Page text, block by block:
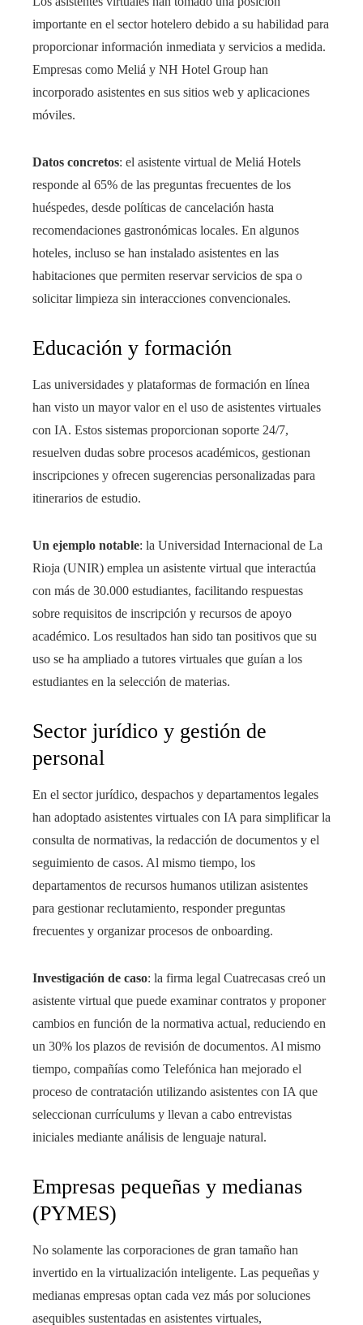
importante en el sector hotelero debido a su habilidad para
proporcionar información inmediata y servicios a medida.
Empresas como Meliá y NH Hotel Group han
incorporado asistentes en sus sitios web y aplicaciones
móviles.
Datos concretos: el asistente virtual de Meliá Hotels
responde al 65% de las preguntas frecuentes de los
huéspedes, desde políticas de cancelación hasta
recomendaciones gastronómicas locales. En algunos
hoteles, incluso se han instalado asistentes en las
habitaciones que permiten reservar servicios de spa o
solicitar limpieza sin interacciones convencionales.
Educación y formación
Las universidades y plataformas de formación en línea
han visto un mayor valor en el uso de asistentes virtuales
con IA. Estos sistemas proporcionan soporte 24/7,
resuelven dudas sobre procesos académicos, gestionan
inscripciones y ofrecen sugerencias personalizadas para
itinerarios de estudio.
Un ejemplo notable: la Universidad Internacional de La
Rioja (UNIR) emplea un asistente virtual que interactúa
con más de 30.000 estudiantes, facilitando respuestas
sobre requisitos de inscripción y recursos de apoyo
académico. Los resultados han sido tan positivos que su
uso se ha ampliado a tutores virtuales que guían a los
estudiantes en la selección de materias.
Sector jurídico y gestión de
personal
En el sector jurídico, despachos y departamentos legales
han adoptado asistentes virtuales con IA para simplificar la
consulta de normativas, la redacción de documentos y el
seguimiento de casos. Al mismo tiempo, los
departamentos de recursos humanos utilizan asistentes
para gestionar reclutamiento, responder preguntas
frecuentes y organizar procesos de onboarding.
Investigación de caso: la firma legal Cuatrecasas creó un
asistente virtual que puede examinar contratos y proponer
cambios en función de la normativa actual, reduciendo en
un 30% los plazos de revisión de documentos. Al mismo
tiempo, compañías como Telefónica han mejorado el
proceso de contratación utilizando asistentes con IA que
seleccionan currículums y llevan a cabo entrevistas
iniciales mediante análisis de lenguaje natural.
Empresas pequeñas y medianas
(PYMES)
No solamente las corporaciones de gran tamaño han
invertido en la virtualización inteligente. Las pequeñas y
medianas empresas optan cada vez más por soluciones
asequibles sustentadas en asistentes virtuales,